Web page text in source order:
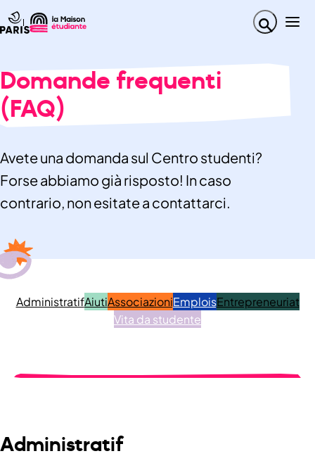
Domande frequenti
(FAQ)
Avete una domanda sul Centro studenti?
Forse abbiamo già risposto! In caso
contrario, non esitate a contattarci.
AdministratifAiutiAssociazioniEmploisEntrepreneuriat
Vita da studente
Administratif